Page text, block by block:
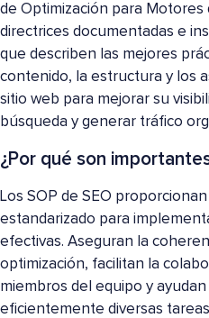
de Optimización para Motores
directrices documentadas e
que describen las mejores
contenido, la estructura y los
sitio web para mejorar su
búsqueda y generar tráfico
¿Por qué son
Los SOP de SEO
estandarizado para
efectivas. Aseguran la
optimización, facilitan la
miembros del equipo y
eficientemente diversas tareas